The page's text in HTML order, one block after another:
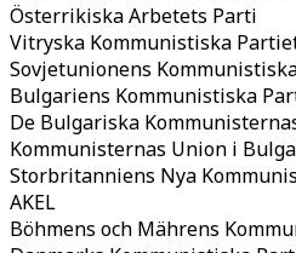
Österrikiska Arbetets Parti
Vitryska Kommunistiska
Sovjetunionens
Bulgariens Kommunistiska
De Bulgariska
Kommunisternas Union i
Storbritanniens Nya
AKEL
Böhmens och Mährens